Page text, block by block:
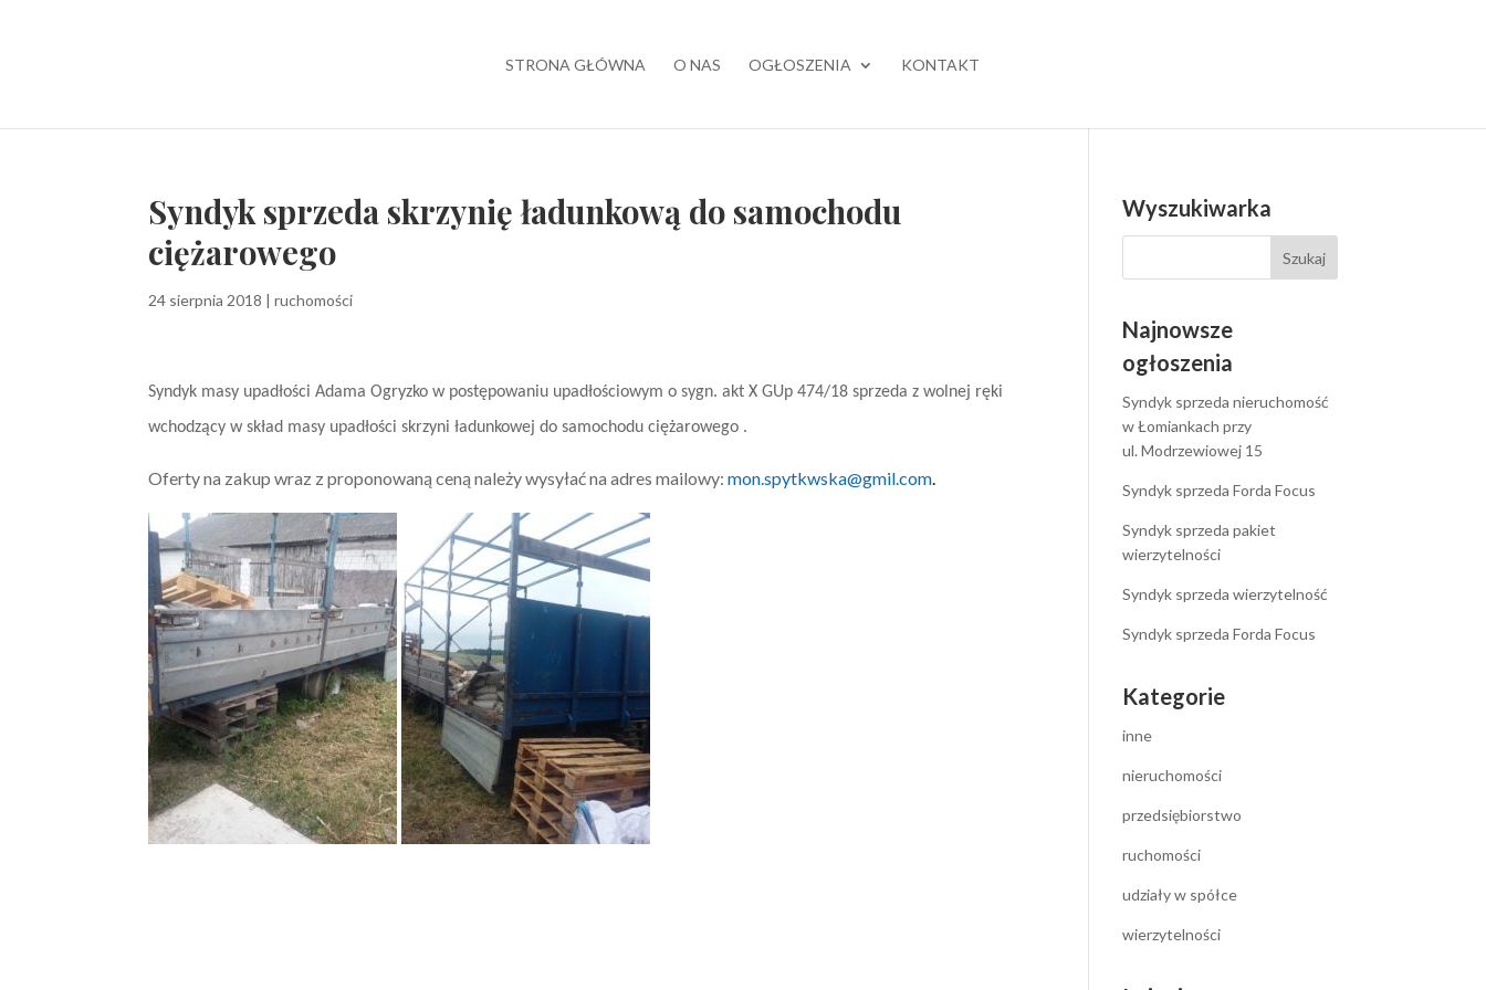
STRONA GŁÓWNA O NAS OGŁOSZENIA KONTAKT
Syndyk sprzeda skrzynię ładunkową do samochodu
ciężarowego
24 sierpnia 2018 |ruchomości
Syndyk masy upadłości Adama Ogryzko w postępowaniu upadłościowym o sygn. akt X GUp 474/18 sprzeda z wolnej ręki
wchodzący w skład masy upadłości skrzyni ładunkowej do samochodu ciężarowego .
Oferty na zakup wraz z proponowaną ceną należy wysyłać na adres mailowy:mon.spytkwska@gmil.com.
Wyszukiwarka
Najnowsze
ogłoszenia
Syndyk sprzeda nieruchomość
w Łomiankach przy
ul. Modrzewiowej 15
Syndyk sprzeda Forda Focus
Syndyk sprzeda pakiet
wierzytelności
Syndyk sprzeda wierzytelność
Syndyk sprzeda Forda Focus
Kategorie
inne
nieruchomości
przedsiębiorstwo
ruchomości
udziały w spółce
wierzytelności